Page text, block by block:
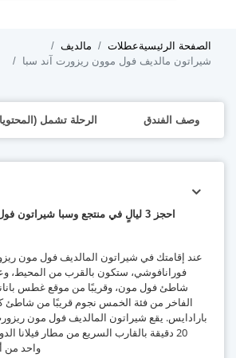
الرئيسية عطلات
مالديف
مالديف فول موون ريزورت آند سبا
الفندق الرحلة تشمل (المحتويات)
إقامتك في شيراتون المالديف فول مون ريزورت آند
فورانافوشي، ستكون بالقرب من المحيط، وعلى بُعد
شاطئ فول مون، وقريبًا من موقع غطس بانانا ريف.
الفاخر من فئة الخمس نجوم قريبًا من شاطئ
20 دقيقة بالقارب السريع من مطار فيلانا الدولي،
واحد من أقرب